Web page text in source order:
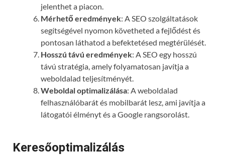
jelenthet a piacon.
Mérhető eredmények: A SEO szolgáltatások
segítségével nyomon követheted a fejlődést és
pontosan láthatod a befektetésed megtérülését.
Hosszú távú eredmények: A SEO egy hosszú
távú stratégia, amely folyamatosan javítja a
weboldalad teljesítményét.
Weboldal optimalizálása: A weboldalad
felhasználóbarát és mobilbarát lesz, ami javítja a
látogatói élményt és a Google rangsorolást.
Keresőoptimalizálás